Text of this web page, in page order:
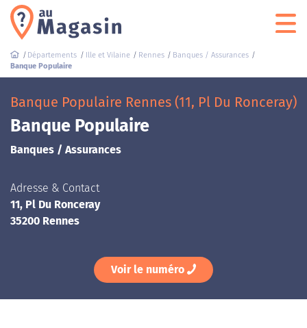
Départements Ille et Vilaine Rennes
Banques / Assurances
Banque Populaire
Banque Populaire Rennes (11, Pl Du Ronceray)
Banque Populaire
Banques / Assurances
Adresse & Contact
11, Pl Du Ronceray
35200 Rennes
Voir le numéro